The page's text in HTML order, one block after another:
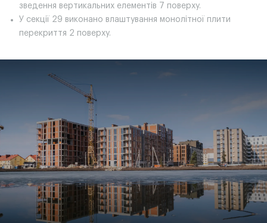
зведення вертикальних елементів 7 поверху.
У секції 29 виконано влаштування монолітної плити
перекриття 2 поверху.